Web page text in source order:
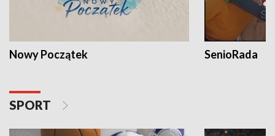
Nowy Początek SenioRada
SPORT